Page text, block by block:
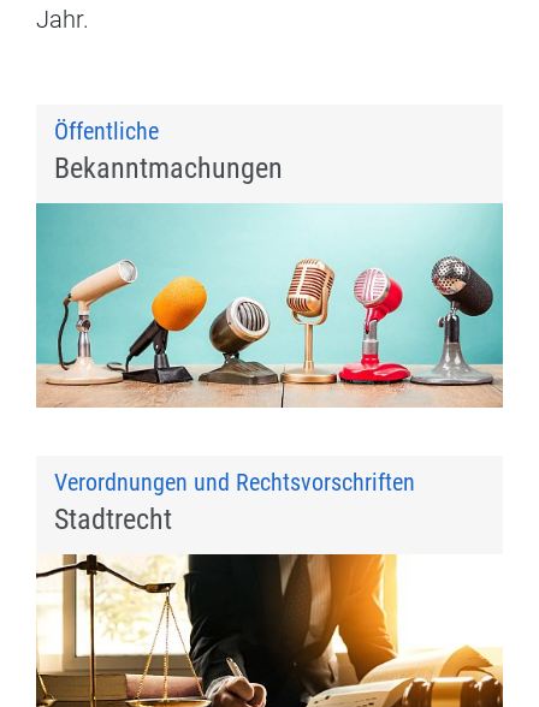
Jahr.
Öffentliche
Bekanntmachungen
Verordnungen und Rechtsvorschriften
Stadtrecht